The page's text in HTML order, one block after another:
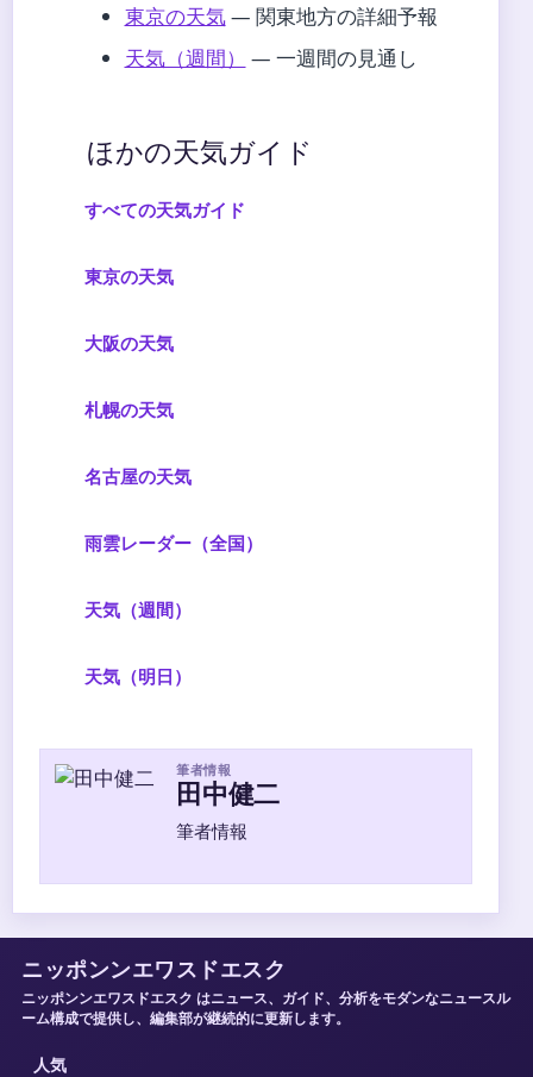
東京の天気— 関東地方の詳細予報
天気（週間）
— 一週間の見通し
ほかの天気ガイド
すべての天気ガイド
東京の天気
大阪の天気
札幌の天気
名古屋の天気
雨雲レーダー（全国）
天気（週間）
天気（明日）
筆者情報
田中健二
筆者情報
ニッポンンエワスドエスク
ニッポンンエワスドエスク はニュース、ガイド、分析をモダンなニュースル
ーム構成で提供し、編集部が継続的に更新します。
人気